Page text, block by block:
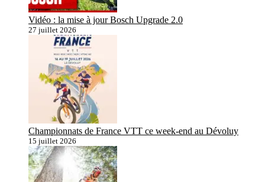
Vidéo : la mise à jour Bosch Upgrade 2.0
27 juillet 2026
Championnats de France VTT ce week-end au Dévoluy
15 juillet 2026